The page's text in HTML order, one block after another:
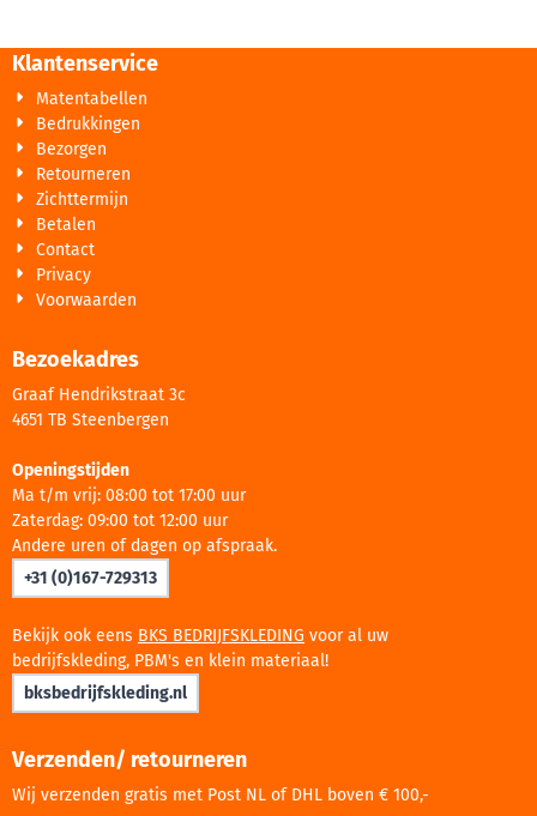
Klantenservice
Matentabellen
Bedrukkingen
Bezorgen
Retourneren
Zichttermijn
Betalen
Contact
Privacy
Voorwaarden
Bezoekadres
Graaf Hendrikstraat 3c
4651 TB Steenbergen
Openingstijden
Ma t/m vrij: 08:00 tot 17:00 uur
Zaterdag: 09:00 tot 12:00 uur
Andere uren of dagen op afspraak.
+31 (0)167-729313
Bekijk ook eens BKS BEDRIJFSKLEDING voor al uw
bedrijfskleding, PBM's en klein materiaal!
bksbedrijfskleding.nl
Verzenden/ retourneren
Wij verzenden gratis met Post NL of DHL boven € 100,-